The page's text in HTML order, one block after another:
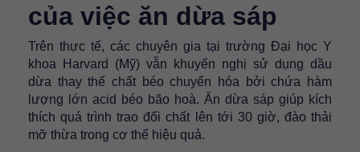
của việc ăn dừa sáp
Trên thực tế, các chuyên gia tại trường Đại học Y
khoa Harvard (Mỹ) vẫn khuyến nghị sử dụng dầu
dừa thay thế chất béo chuyển hóa bởi chứa hàm
lượng lớn acid béo bão hoà. Ăn dừa sáp giúp kích
thích quá trình trao đổi chất lên tới 30 giờ, đào thải
mỡ thừa trong cơ thể hiệu quả.